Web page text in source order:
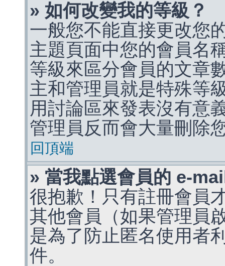
» 如何改變我的等級？
一般您不能直接更改您
主題頁面中您的會員名
等級來區分會員的文章
主和管理員就是特殊等
用討論區來發表沒有意
管理員反而會大量刪除
回頂端
» 當我點選會員的 e-
很抱歉！只有註冊會員
其他會員（如果管理員
是為了防止匿名使用者
件。